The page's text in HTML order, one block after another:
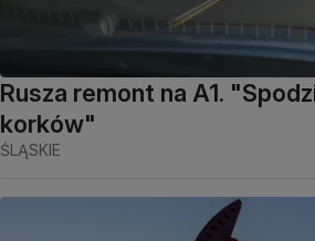
Rusza remont na A1.
korków"
ŚLĄSKIE